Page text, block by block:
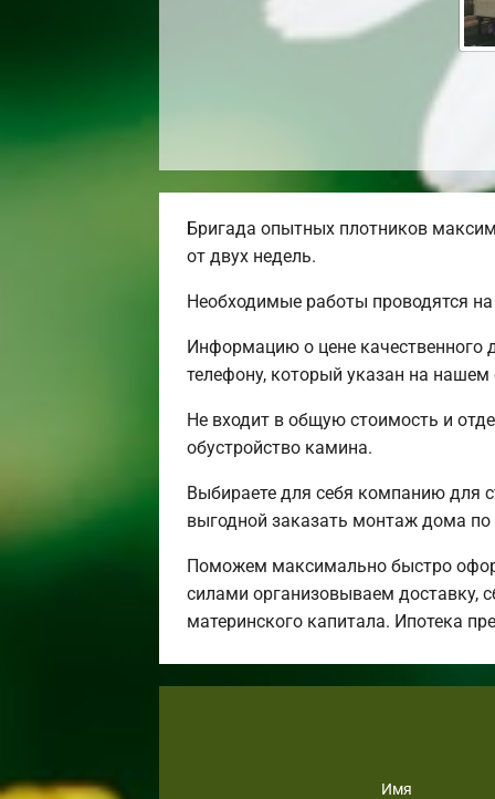
Бригада опытных плотников
от двух недель.
Необходимые работы проводятся
Информацию о цене качественного
телефону, который указан на нашем
Не входит в общую стоимость и
обустройство камина.
Выбираете для себя компанию для
выгодной заказать монтаж дома
Поможем максимально быстро
силами организовываем доставку,
материнского капитала. Ипотека
Имя